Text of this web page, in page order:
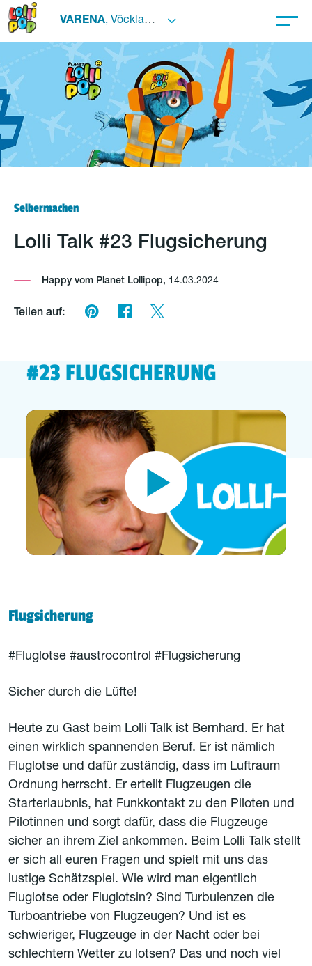
VARENA, Vöcklabruck
Selbermachen
Lolli Talk #23 Flugsicherung
Happy vom Planet Lollipop, 14.03.2024
Teilen auf:
#23 FLUGSICHERUNG
Flugsicherung
#Fluglotse #austrocontrol #Flugsicherung
Sicher durch die Lüfte!
Heute zu Gast beim Lolli Talk ist Bernhard. Er hat
einen wirklich spannenden Beruf. Er ist nämlich
Fluglotse und dafür zuständig, dass im Luftraum
Ordnung herrscht. Er erteilt Flugzeugen die
Starterlaubnis, hat Funkkontakt zu den Piloten und
Pilotinnen und sorgt dafür, dass die Flugzeuge
sicher an ihrem Ziel ankommen. Beim Lolli Talk stellt
er sich all euren Fragen und spielt mit uns das
lustige Schätzspiel. Wie wird man eigentlich
Fluglotse oder Fluglotsin? Sind Turbulenzen die
Turboantriebe von Flugzeugen? Und ist es
schwieriger, Flugzeuge in der Nacht oder bei
schlechtem Wetter zu lotsen? Das und noch viel